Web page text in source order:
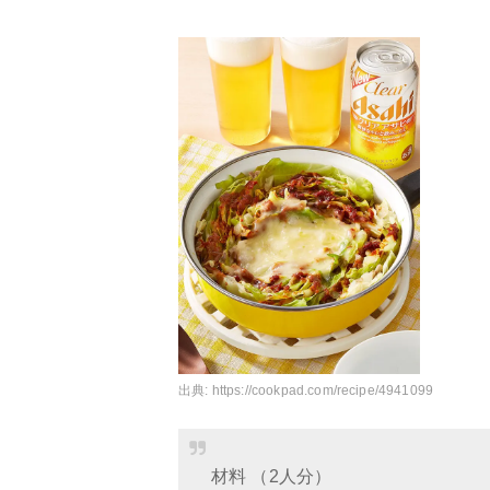
出典: https://cookpad.com/recipe/4941099
材料 （2人分）